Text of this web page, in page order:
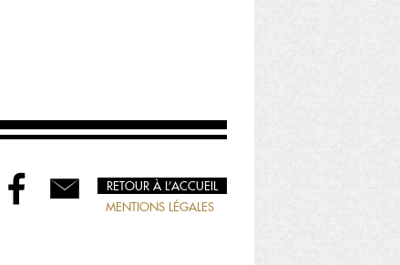
RETOUR À L’ACCUEIL
MENTIONS LÉGALES